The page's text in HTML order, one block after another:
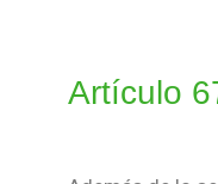
Artículo